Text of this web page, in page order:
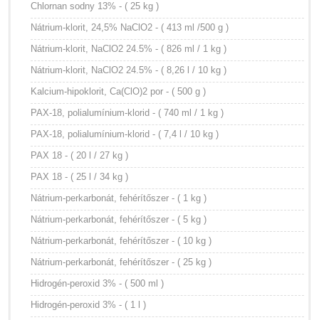
Chlornan sodny 13% - ( 25 kg )
Nátrium-klorit, 24,5% NaClO2 - ( 413 ml /500 g )
Nátrium-klorit, NaClO2 24.5% - ( 826 ml / 1 kg )
Nátrium-klorit, NaClO2 24.5% - ( 8,26 l / 10 kg )
Kalcium-hipoklorit, Ca(ClO)2 por - ( 500 g )
PAX-18, polialumínium-klorid - ( 740 ml / 1 kg )
PAX-18, polialumínium-klorid - ( 7,4 l / 10 kg )
PAX 18 - ( 20 l / 27 kg )
PAX 18 - ( 25 l / 34 kg )
Nátrium-perkarbonát, fehérítőszer - ( 1 kg )
Nátrium-perkarbonát, fehérítőszer - ( 5 kg )
Nátrium-perkarbonát, fehérítőszer - ( 10 kg )
Nátrium-perkarbonát, fehérítőszer - ( 25 kg )
Hidrogén-peroxid 3% - ( 500 ml )
Hidrogén-peroxid 3% - ( 1 l )